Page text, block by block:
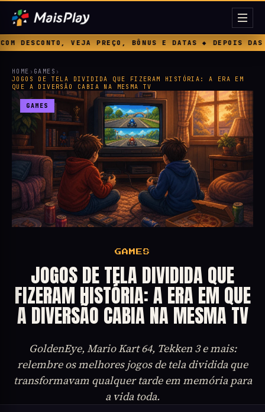
◆ DEPOIS DAS MICROTRANSAÇÕES, A EA
HOME › GAMES ›
JOGOS DE TELA DIVIDIDA QUE FIZERAM HISTÓRIA: A ERA EM
QUE A DIVERSÃO CABIA NA MESMA TV
GAMES
GAMES
JOGOS DE TELA DIVIDIDA QUE
FIZERAM HISTÓRIA: A ERA EM QUE
A DIVERSÃO CABIA NA MESMA TV
GoldenEye, Mario Kart 64, Tekken 3 e mais:
relembre os melhores jogos de tela dividida que
transformavam qualquer tarde em memória para
a vida toda.